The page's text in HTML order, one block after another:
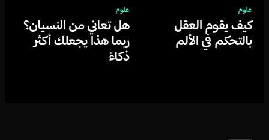
علوم
كيف يقوم العقل
بالتحكم في الألم
علوم
هل تعاني من النسيان؟
ربما هذا يجعلك أكثر
ذكاءً